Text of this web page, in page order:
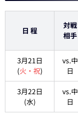
日 程
対戦
相手
3月21日
(火・祝)
vs.中
日
3月22日
(水)
vs.中
日